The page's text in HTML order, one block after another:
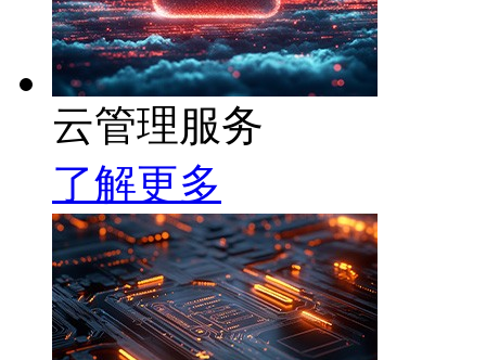
云管理服务
了解更多